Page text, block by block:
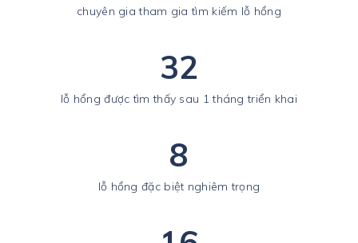
chuyên gia tham gia tìm kiếm lỗ hổng
32
lỗ hổng được tìm thấy sau 1 tháng triển khai
8
lỗ hổng đặc biệt nghiêm trọng